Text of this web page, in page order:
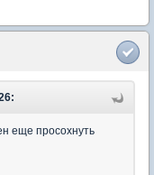
еще просохнуть